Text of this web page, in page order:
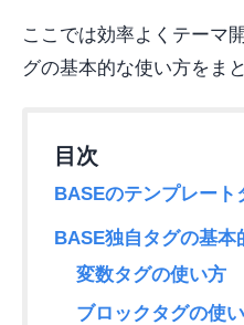
ここでは効率よくテーマ
グの基本的な使い方をま
BASEのテンプレート
BASE独自タグの基本
変数タグの使い方
ブロックタグの使